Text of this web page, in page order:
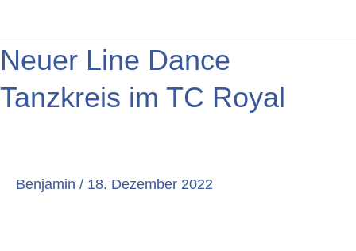
Neuer Line Dance
Tanzkreis im TC Royal
Benjamin / 18. Dezember 2022
Neuer
Line
Dance
Tanzkreis